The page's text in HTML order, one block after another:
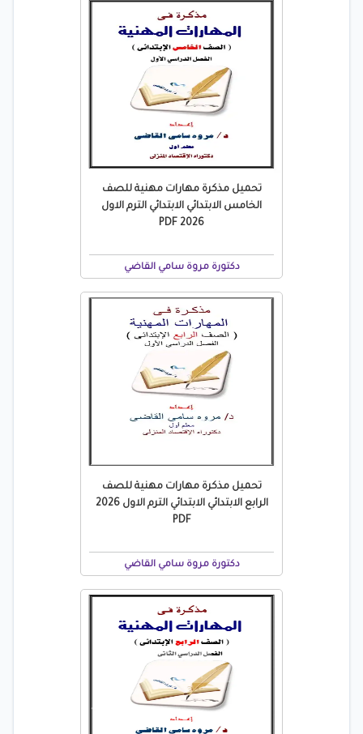
تحميل مذكرة مهارات مهنية للصف
الخامس الابتدائي الابتدائي الترم الاول
2026 PDF
دكتورة مروة سامي القاضي
تحميل مذكرة مهارات مهنية للصف
الرابع الابتدائي الابتدائي الترم الاول 2026
PDF
دكتورة مروة سامي القاضي